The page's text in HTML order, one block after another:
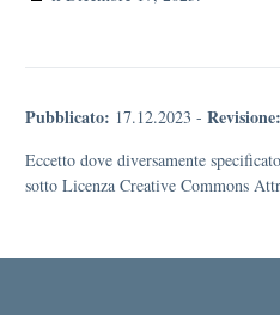
Pubblicato: 17.12.2023 - Revisione:
Eccetto dove diversamente
sotto Licenza Creative Commons